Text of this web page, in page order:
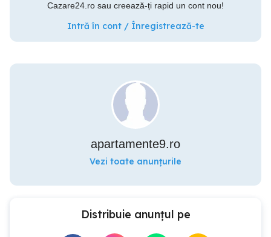
Cazare24.ro sau creează-ți rapid un cont nou!
Intră în cont / Înregistrează-te
apartamente9.ro
Vezi toate anunțurile
Distribuie anunțul pe